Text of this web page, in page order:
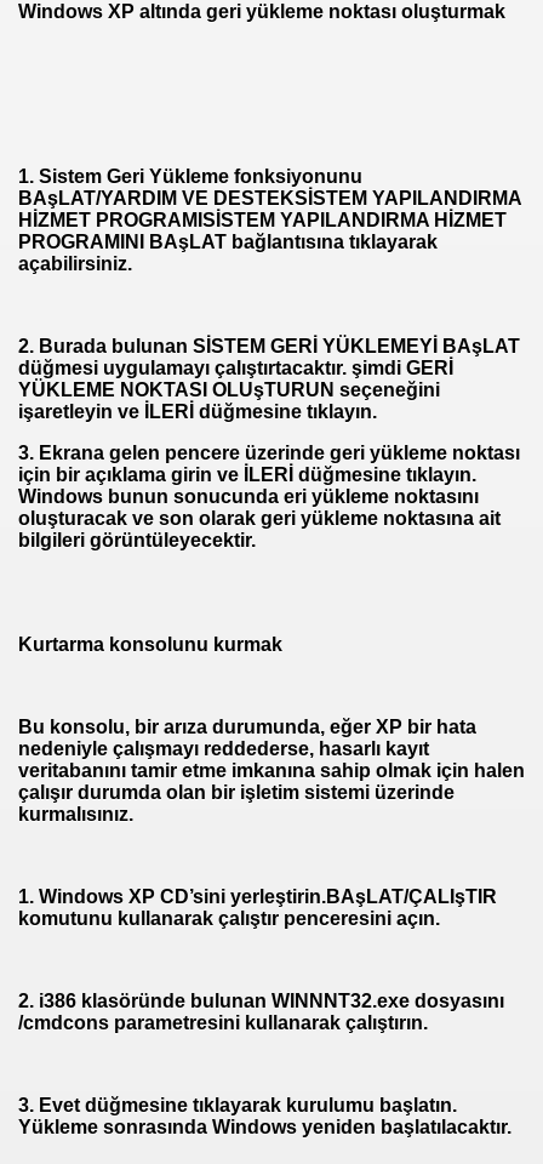
Windows XP altında geri yükleme noktası oluşturmak
1. Sistem Geri Yükleme fonksiyonunu
BAşLAT/YARDIM VE DESTEKSİSTEM YAPILANDIRMA
HİZMET PROGRAMISİSTEM YAPILANDIRMA HİZMET
PROGRAMINI BAşLAT bağlantısına tıklayarak
açabilirsiniz.
2. Burada bulunan SİSTEM GERİ YÜKLEMEYİ BAşLAT
düğmesi uygulamayı çalıştırtacaktır. şimdi GERİ
YÜKLEME NOKTASI OLUşTURUN seçeneğini
işaretleyin ve İLERİ düğmesine tıklayın.
3. Ekrana gelen pencere üzerinde geri yükleme noktası
için bir açıklama girin ve İLERİ düğmesine tıklayın.
Windows bunun sonucunda eri yükleme noktasını
oluşturacak ve son olarak geri yükleme noktasına ait
bilgileri görüntüleyecektir.
Kurtarma konsolunu kurmak
Bu konsolu, bir arıza durumunda, eğer XP bir hata
nedeniyle çalışmayı reddederse, hasarlı kayıt
veritabanını tamir etme imkanına sahip olmak için halen
çalışır durumda olan bir işletim sistemi üzerinde
kurmalısınız.
1. Windows XP CD’sini yerleştirin.BAşLAT/ÇALIşTIR
komutunu kullanarak çalıştır penceresini açın.
2. i386 klasöründe bulunan WINNNT32.exe dosyasını
/cmdcons parametresini kullanarak çalıştırın.
3. Evet düğmesine tıklayarak kurulumu başlatın.
Yükleme sonrasında Windows yeniden başlatılacaktır.